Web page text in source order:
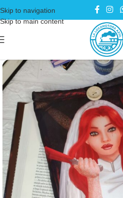
Skip to navigation
Skip to main content